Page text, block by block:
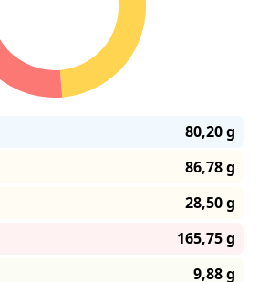
80,20 g
86,78 g
28,50 g
165,75 g
9,88 g